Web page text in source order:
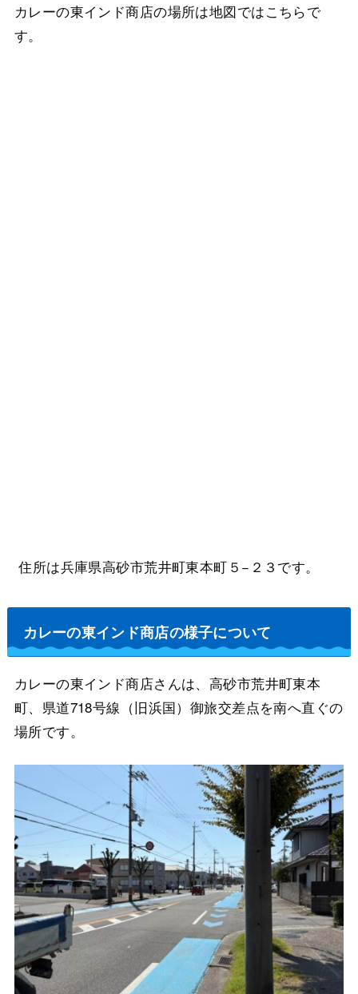
カレーの東インド商店の場所は地図ではこちらで
す。
住所は兵庫県高砂市荒井町東本町５−２３です。
カレーの東インド商店の様子について
カレーの東インド商店さんは、高砂市荒井町東本
町、県道718号線（旧浜国）御旅交差点を南へ直ぐの
場所です。